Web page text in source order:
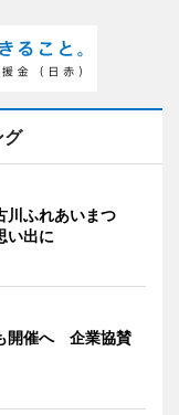
グ
川ふれあいまつ
い出に
開催へ 企業協賛